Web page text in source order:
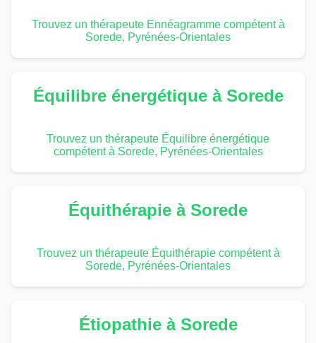
Trouvez un thérapeute Ennéagramme compétent à
Sorede, Pyrénées-Orientales
Équilibre énergétique à Sorede
Trouvez un thérapeute Équilibre énergétique
compétent à Sorede, Pyrénées-Orientales
Équithérapie à Sorede
Trouvez un thérapeute Équithérapie compétent à
Sorede, Pyrénées-Orientales
Étiopathie à Sorede